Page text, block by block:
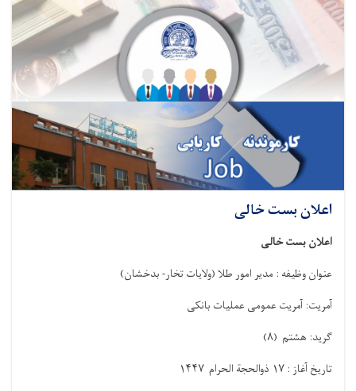
اعلان بست خالی
اعلان بست خالی
عنوان وظیفه : مدیر امور طلا (ولایات تخار- بدخشان)
آمریت: آمریت عمومی عملیات بانکی
گرید: هشتم )۸(
تاریخ آغاز : ۱۷ ذوالحجة الحرام